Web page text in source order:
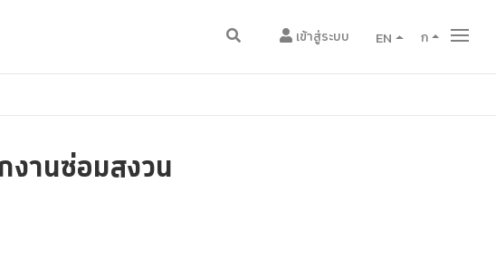
เข้าสู่ระบบ EN ก
านซ่อมสงวน